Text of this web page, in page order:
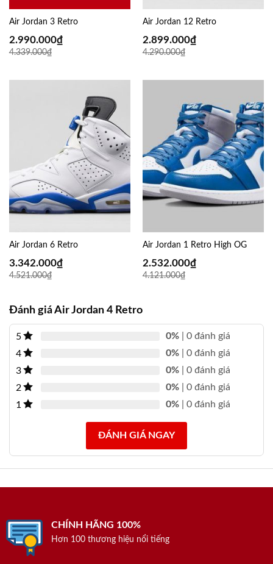
Air Jordan 3 Retro
4.339.000₫
2.990.000₫
Air Jordan 12 Retro
4.290.000₫
2.899.000₫
Air Jordan 6 Retro
4.521.000₫
3.342.000₫
Air Jordan 1 Retro High OG
4.121.000₫
2.532.000₫
Đánh giá Air Jordan 4 Retro
5 0% | 0 đánh giá
4
0% | 0 đánh giá
3
0% | 0 đánh giá
2
0% | 0 đánh giá
1
0% | 0 đánh giá
ĐÁNH GIÁ NGAY
CHÍNH HÃNG 100%
Hơn 100 thương hiệu nổi tiếng